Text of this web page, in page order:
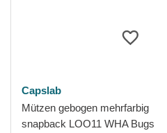
Capslab
Mützen gebogen mehrfarbig
snapback LOO11 WHA Bugs